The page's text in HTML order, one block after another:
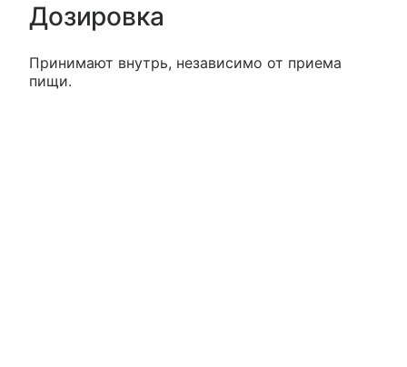
Дозировка
Принимают внутрь, независимо от приема
пищи.